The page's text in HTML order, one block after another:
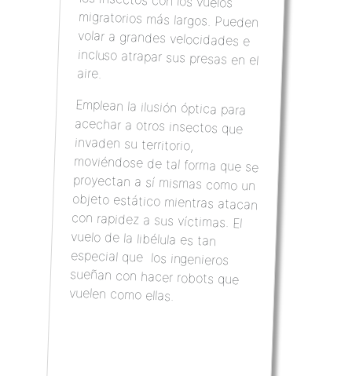
aire.
Emplean la ilusión óptica para
acechar a otros insectos que
invaden su territorio,
moviéndose de tal forma que se
proyectan a sí mismas como un
objeto estático mientras atacan
con rapidez a sus víctimas. El
vuelo de la libélula es tan
especial que los ingenieros
sueñan con hacer robots que
vuelen como ellas.